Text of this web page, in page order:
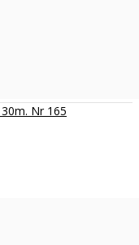
Nr 165